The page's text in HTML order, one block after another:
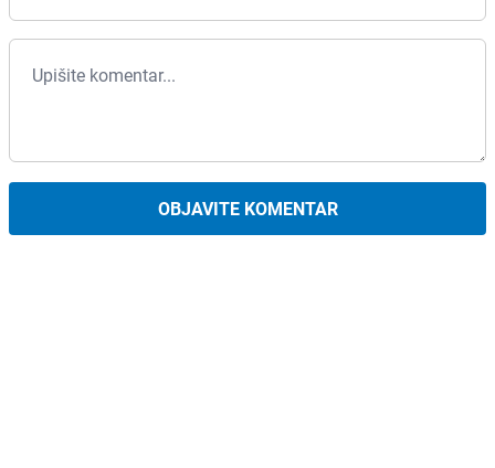
OBJAVITE KOMENTAR